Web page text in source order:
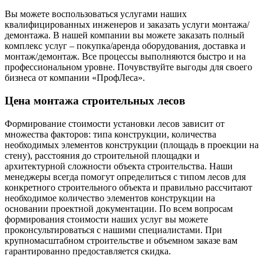
Вы можете воспользоваться услугами наших
квалифицированных инженеров и заказать услуги монтажа/
демонтажа. В нашей компании вы можете заказать полный
комплекс услуг – покупка/аренда оборудования, доставка и
монтаж/демонтаж. Все процессы выполняются быстро и на
профессиональном уровне. Почувствуйте выгоды для своего
бизнеса от компании «ПрофЛеса».
Цена монтажа строительных лесов
Формирование стоимости установки лесов зависит от
множества факторов: типа конструкции, количества
необходимых элементов конструкции (площадь в проекции на
стену), расстояния до строительной площадки и
архитектурной сложности объекта строительства. Наши
менеджеры всегда помогут определиться с типом лесов для
конкретного строительного объекта и правильно рассчитают
необходимое количество элементов конструкции на
основании проектной документации. По всем вопросам
формирования стоимости наших услуг вы можете
проконсультироваться с нашими специалистами. При
крупномасштабном строительстве и объемном заказе вам
гарантированно предоставляется скидка.